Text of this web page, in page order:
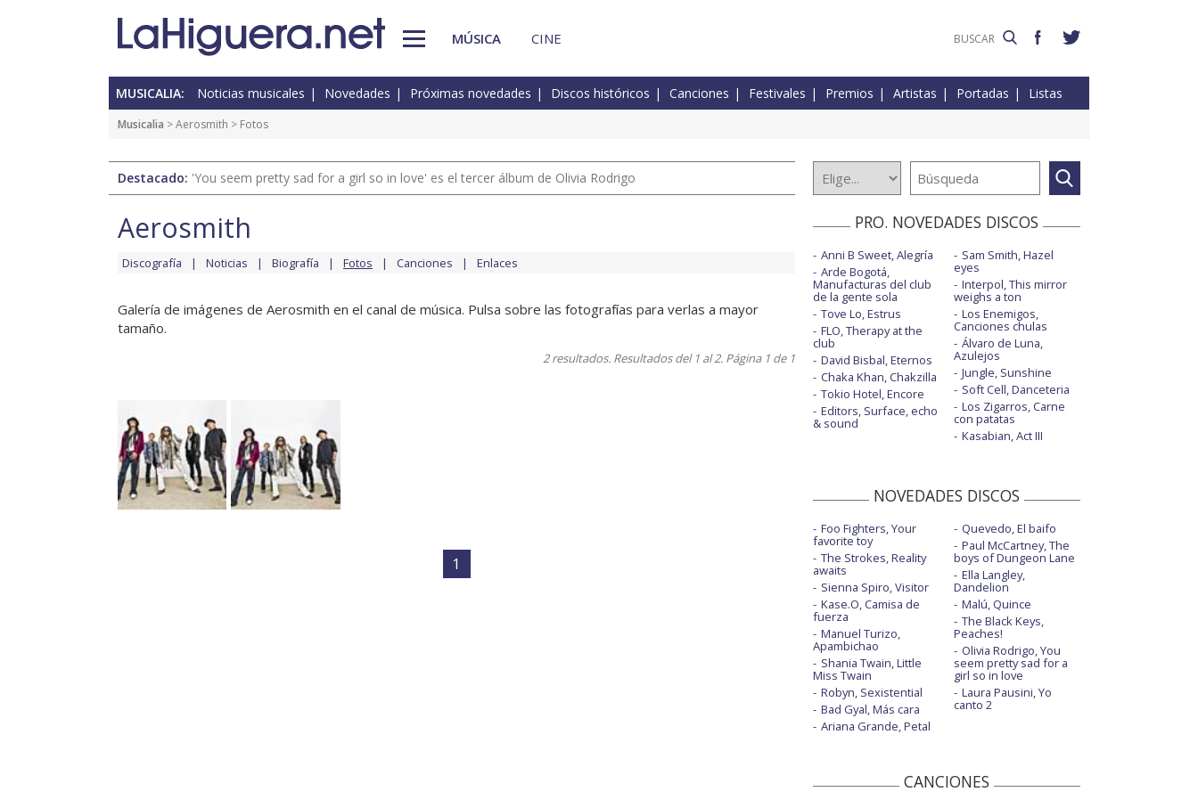
MÚSICA CINE
MUSICALIA: Noticias musicales Novedades Próximas novedades Discos históricos Canciones Festivales Premios Artistas Portadas Listas
Musicalia >Aerosmith > Fotos
Destacado: 'You seem pretty sad for a girl so in love' es el tercer álbum de Olivia Rodrigo
Aerosmith
Discografía Noticias Biografía Fotos Canciones Enlaces
Galería de imágenes de Aerosmith en el canal de música. Pulsa sobre las fotografías para verlas a mayor
tamaño.
2 resultados. Resultados del 1 al 2. Página 1 de 1
1
PRO. NOVEDADES DISCOS
Anni B Sweet, Alegría
Arde Bogotá,
Manufacturas del club
de la gente sola
Tove Lo, Estrus
FLO, Therapy at the
club
David Bisbal, Eternos
Chaka Khan, Chakzilla
Tokio Hotel, Encore
Editors, Surface, echo
& sound
Sam Smith, Hazel
eyes
Interpol, This mirror
weighs a ton
Los Enemigos,
Canciones chulas
Álvaro de Luna,
Azulejos
Jungle, Sunshine
Soft Cell, Danceteria
Los Zigarros, Carne
con patatas
Kasabian, Act III
NOVEDADES DISCOS
Foo Fighters, Your
favorite toy
The Strokes, Reality
awaits
Sienna Spiro, Visitor
Kase.O, Camisa de
fuerza
Manuel Turizo,
Apambichao
Shania Twain, Little
Miss Twain
Robyn, Sexistential
Bad Gyal, Más cara
Ariana Grande, Petal
Quevedo, El baifo
Paul McCartney, The
boys of Dungeon Lane
Ella Langley,
Dandelion
Malú, Quince
The Black Keys,
Peaches!
Olivia Rodrigo, You
seem pretty sad for a
girl so in love
Laura Pausini, Yo
canto 2
CANCIONES